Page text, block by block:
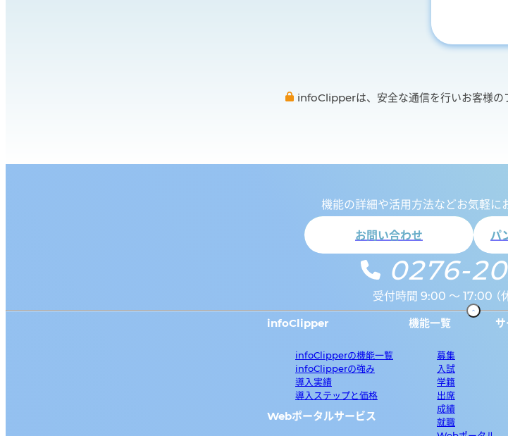
infoClipperは、安全な通信を行いお客様の
機能の詳細や活用方法などお気軽に
お問い合わせ パ
0276-
受付時間 9:00 ～ 17:00 （
infoClipper
infoClipperの機能一覧
infoClipperの強み
導入実績
導入ステップと価格
Webポータルサービス
機能一覧
募集
入試
学籍
出席
成績
就職